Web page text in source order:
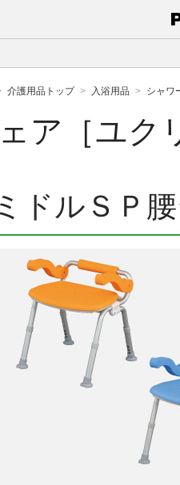
介護用品トップ 入浴用品 シャワ
ア［ユク
ミドルＳＰ